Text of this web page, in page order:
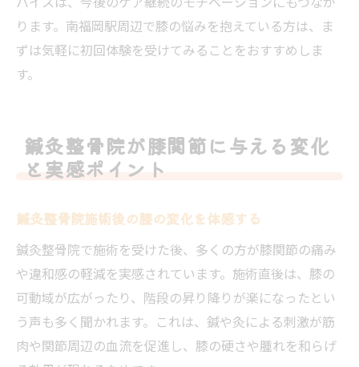
ります。南福岡駅周辺で膝の悩みを抱えている方は、ま
ずは気軽に初回体験を受けてみることをおすすめしま
す。
鍼灸整骨院が膝関節に与える変化
と実感ポイント
鍼灸整骨院施術後の膝の変化を体感する
鍼灸整骨院で施術を受けた後、多くの方が膝関節の痛み
や違和感の軽減を実感されています。施術直後は、膝の
可動域が広がったり、階段の昇り降りが楽になったとい
う声も多く聞かれます。これは、鍼や灸による刺激が筋
肉や関節周辺の血流を促進し、膝の硬さや腫れを和らげ